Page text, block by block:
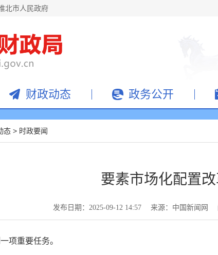
北市人民政府
财政动态 政务公开
态 > 时政要闻
要素市场化配置
发布日期：2025-09-12 14:57 来源：中国新闻网
项重要任务。